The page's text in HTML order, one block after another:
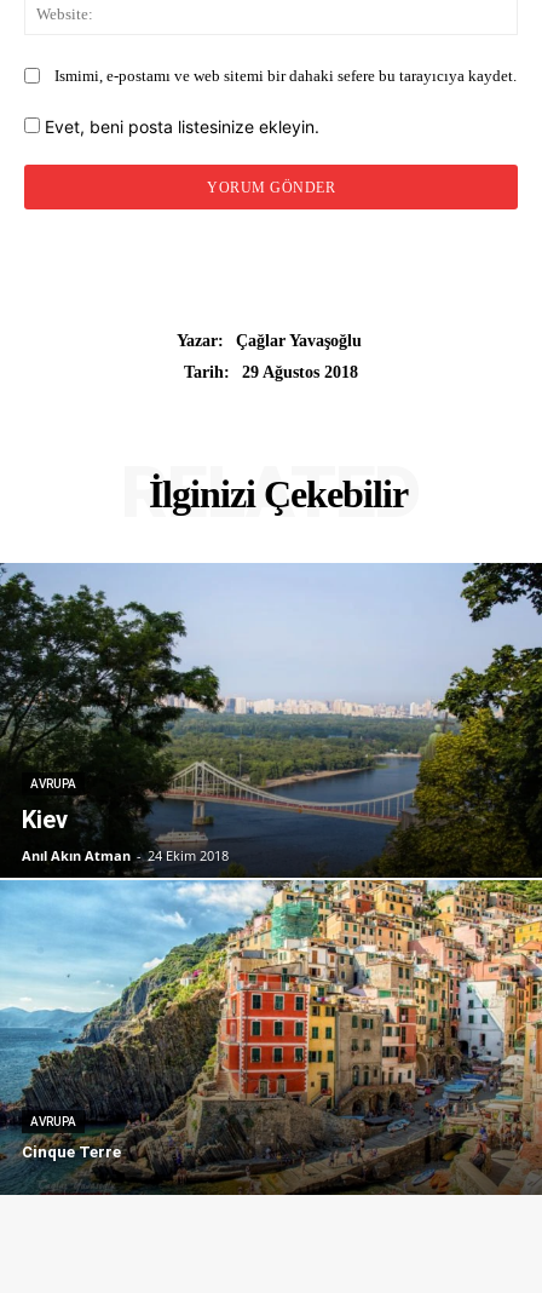
Ismimi, e-postamı ve web sitemi bir dahaki sefere bu tarayıcıya kaydet.
Evet, beni posta listesinize ekleyin.
Yazar:
Çağlar Yavaşoğlu
Tarih:
29 Ağustos 2018
İlginizi Çekebilir
RELATED
AVRUPA
Kiev
Anıl Akın Atman - 24 Ekim 2018
AVRUPA
Cinque Terre